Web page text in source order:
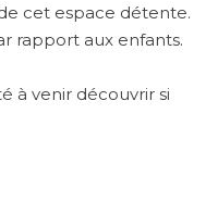
cet espace détente.
rapport aux enfants.
à venir découvrir si